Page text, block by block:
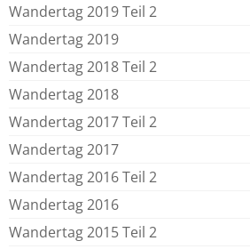
Wandertag 2019 Teil 2
Wandertag 2019
Wandertag 2018 Teil 2
Wandertag 2018
Wandertag 2017 Teil 2
Wandertag 2017
Wandertag 2016 Teil 2
Wandertag 2016
Wandertag 2015 Teil 2